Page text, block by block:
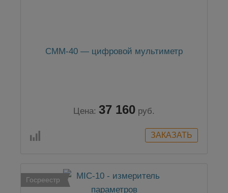
CMM-40 — цифровой мультиметр
Цена: 37 160 руб.
Госреестр